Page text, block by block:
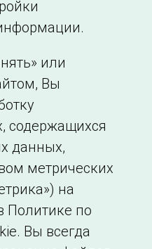
Филиалы и
или
Вы
содержащихся
данных,
метрических
на
Политике по
Вы всегда